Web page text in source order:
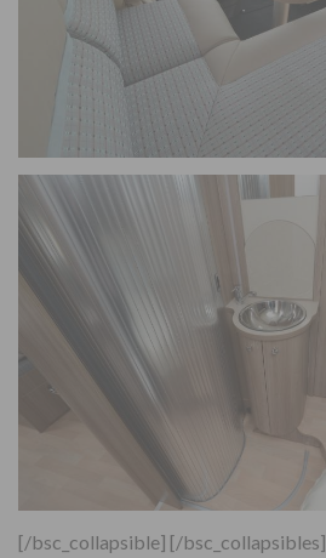
[/bsc_collapsible] [/bsc_collapsibles]